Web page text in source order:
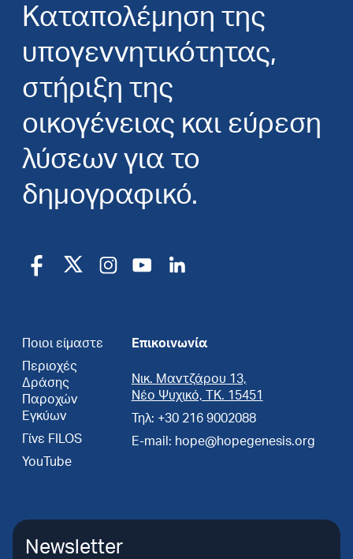
Καταπολέμηση της
υπογεννητικότητας,
στήριξη της
οικογένειας και εύρεση
λύσεων για το
δημογραφικό.
Ποιοι είμαστε
Περιοχές
Δράσης
Παροχών
Εγκύων
Γίνε FILOS
YouTube
Επικοινωνία
Νικ. Μαντζάρου 13,
Νέο Ψυχικό, ΤΚ. 15451
Τηλ: +30 216 9002088
E-mail: hope@hopegenesis.org
Newsletter